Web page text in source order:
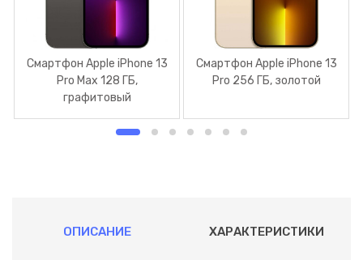
Смартфон Apple iPhone 13
Pro Max 128 ГБ,
графитовый
Смартфон Apple iPhone 13
Pro 256 ГБ, золотой
ОПИСАНИЕ ХАРАКТЕРИСТИКИ